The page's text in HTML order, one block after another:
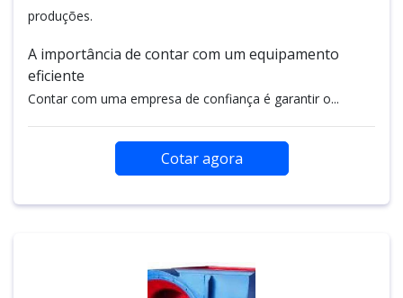
produções.
A importância de contar com um equipamento
eficiente
Contar com uma empresa de confiança é garantir o...
Cotar agora